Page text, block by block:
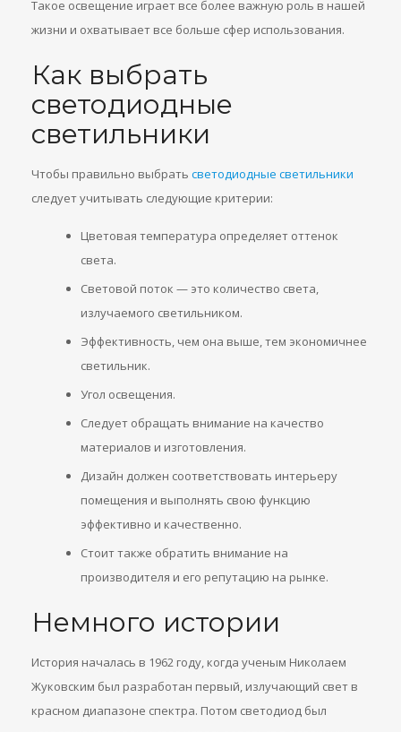
Такое освещение играет все более важную роль в нашей
жизни и охватывает все больше сфер использования.
Как выбрать
светодиодные
светильники
Чтобы правильно выбрать светодиодные светильники
следует учитывать следующие критерии:
Цветовая температура определяет оттенок
света.
Световой поток — это количество света,
излучаемого светильником.
Эффективность, чем она выше, тем экономичнее
светильник.
Угол освещения.
Следует обращать внимание на качество
материалов и изготовления.
Дизайн должен соответствовать интерьеру
помещения и выполнять свою функцию
эффективно и качественно.
Стоит также обратить внимание на
производителя и его репутацию на рынке.
Немного истории
История началась в 1962 году, когда ученым Николаем
Жуковским был разработан первый, излучающий свет в
красном диапазоне спектра. Потом светодиод был